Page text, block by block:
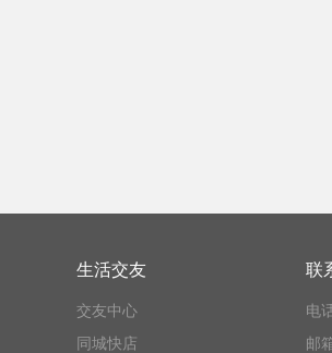
生活交友
交友中心
同城快店
联
电
邮